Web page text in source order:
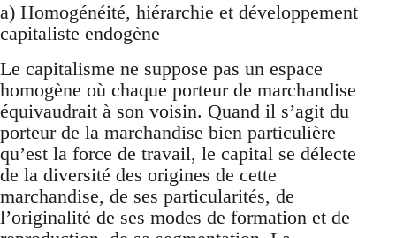
a) Homogénéité, hiérarchie et développement
capitaliste endogène
Le capitalisme ne suppose pas un espace
homogène où chaque porteur de marchandise
équivaudrait à son voisin. Quand il s’agit du
porteur de la marchandise bien particulière
qu’est la force de travail, le capital se délecte
de la diversité des origines de cette
marchandise, de ses particularités, de
l’originalité de ses modes de formation et de